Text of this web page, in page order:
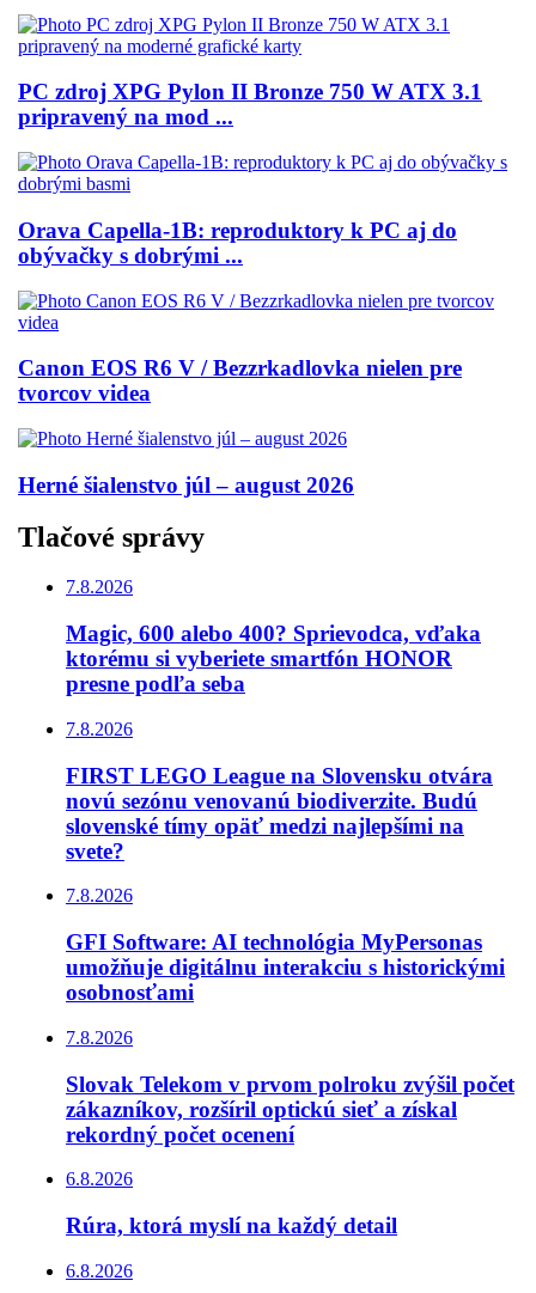
PC zdroj XPG Pylon II Bronze 750 W ATX 3.1
pripravený na mod ...
Orava Capella-1B: reproduktory k PC aj do
obývačky s dobrými ...
Canon EOS R6 V / Bezzrkadlovka nielen pre
tvorcov videa
Herné šialenstvo júl – august 2026
Tlačové správy
7.8.2026
Magic, 600 alebo 400? Sprievodca, vďaka
ktorému si vyberiete smartfón HONOR
presne podľa seba
7.8.2026
FIRST LEGO League na Slovensku otvára
novú sezónu venovanú biodiverzite. Budú
slovenské tímy opäť medzi najlepšími na
svete?
7.8.2026
GFI Software: AI technológia MyPersonas
umožňuje digitálnu interakciu s historickými
osobnosťami
7.8.2026
Slovak Telekom v prvom polroku zvýšil počet
zákazníkov, rozšíril optickú sieť a získal
rekordný počet ocenení
6.8.2026
Rúra, ktorá myslí na každý detail
6.8.2026